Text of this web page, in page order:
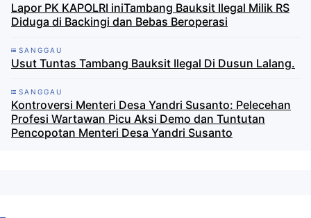
Lapor PK KAPOLRI iniTambang Bauksit Ilegal Milik RS
Diduga di Backingi dan Bebas Beroperasi
SANGGAU
Usut Tuntas Tambang Bauksit Ilegal Di Dusun Lalang.
SANGGAU
Kontroversi Menteri Desa Yandri Susanto: Pelecehan
Profesi Wartawan Picu Aksi Demo dan Tuntutan
Pencopotan Menteri Desa Yandri Susanto